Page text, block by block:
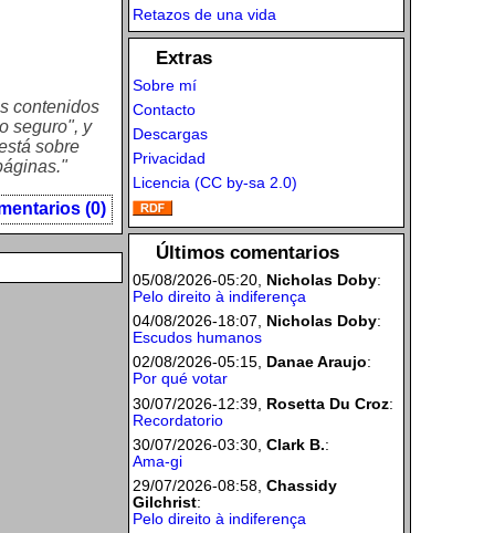
contenidos
seguro", y
sobre
(0)
Retazos de una vida
Extras
Sobre mí
Contacto
Descargas
Privacidad
Licencia (CC by-sa 2.0)
Últimos comentarios
05/08/2026-05:20, Nicholas Doby:
Pelo direito à indiferença
04/08/2026-18:07, Nicholas Doby:
Escudos humanos
02/08/2026-05:15, Danae Araujo:
Por qué votar
30/07/2026-12:39, Rosetta Du Croz:
Recordatorio
30/07/2026-03:30, Clark B.:
Ama-gi
29/07/2026-08:58, Chassidy
Gilchrist:
Pelo direito à indiferença